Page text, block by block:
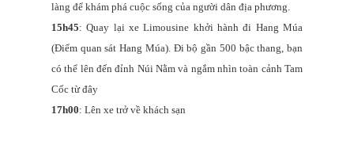
làng để khám phá cuộc sống của người dân địa phương.
15h45: Quay lại xe Limousine khởi hành đi Hang Múa
(Điểm quan sát Hang Múa). Đi bộ gần 500 bậc thang, bạn
có thể lên đến đỉnh Núi Nằm và ngắm nhìn toàn cảnh Tam
Cốc từ đây
17h00: Lên xe trở về khách sạn